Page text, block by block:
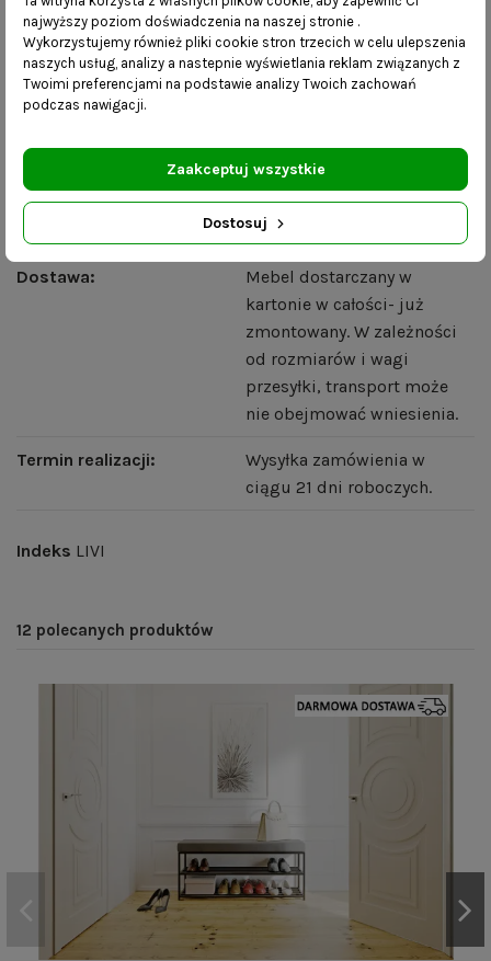
Zdjęcia mają charakter poglądowy – na odbiór kolorów i
faktury tkanin mogą mieć wpływ ustawienia ekranu
komputera lub monitora urządzenia mobilnego.
także do nabycia w naszym sklepie.
Dostawa:
Mebel dostarczany w
kartonie w całości- już
zmontowany. W zależności
od rozmiarów i wagi
przesyłki, transport może
nie obejmować wniesienia.
Termin realizacji:
Wysyłka zamówienia w
ciągu 21 dni roboczych.
Indeks LIVI
12 polecanych produktów
najwyższy poziom doświadczenia na naszej stronie .
Wykorzystujemy również pliki cookie stron trzecich w celu ulepszenia
naszych usług, analizy a nastepnie wyświetlania reklam związanych z
Twoimi preferencjami na podstawie analizy Twoich zachowań
podczas nawigacji.
Dostosuj
Zaakceptuj wszystkie